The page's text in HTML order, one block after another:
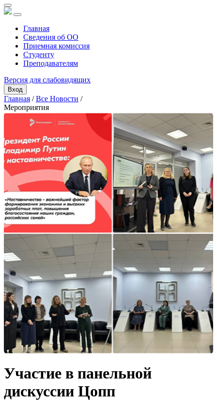
Главная
Сведения об ОО
Приемная комиссия
Студенту
Преподавателям
Версия для слабовидящих
Вход
Главная /Все Новости /
Мероприятия
Участие в панельной
дискуссии Цопп